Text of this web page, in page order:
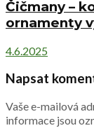
Čičmany –
ornamenty
4.6.2025
Napsat
Vaše e-mailová
informace jsou